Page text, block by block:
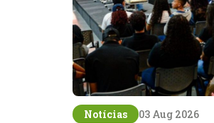
Notícias 03 Aug 2026